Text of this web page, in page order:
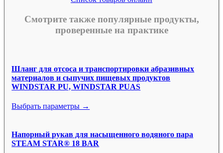
Смотрите также популярные продукты,
проверенные на практике
Шланг для отсоса и транспортировки абразивных
материалов и сыпучих пищевых продуктов
WINDSTAR PU, WINDSTAR PUAS
Выбрать параметры →
Напорный рукав для насыщенного водяного пара
STEAM STAR® 18 BAR